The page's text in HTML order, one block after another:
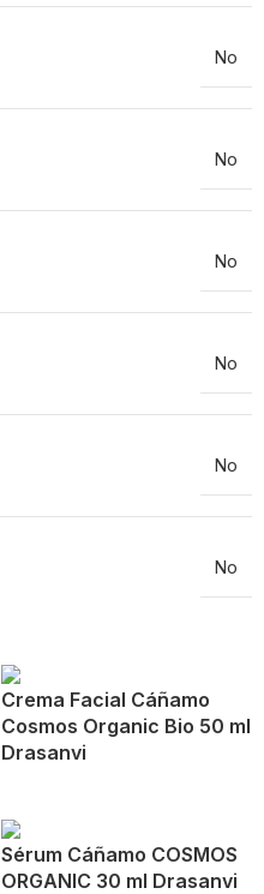
No
No
No
No
No
No
Crema Facial Cáñamo
Cosmos Organic Bio 50 ml
Drasanvi
Sérum Cáñamo COSMOS
ORGANIC 30 ml Drasanvi